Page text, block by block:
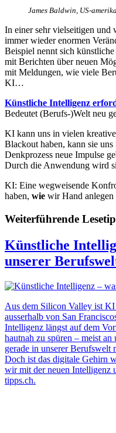
James Baldwin, US-
In einer sehr vielseitigen und
immer wieder enormen
Beispiel nennt sich
mit Berichten über neuen
mit Meldungen, wie viele
KI…
Künstliche Intelligenz
Bedeutet (Berufs-)Welt neu
KI kann uns in vielen
Blackout haben, kann sie
Denkprozess neue Impulse
Durch die Anwendung wird
KI: Eine wegweisende
haben, wie wir Hand anlegen
Weiterführende
Künstliche
unserer
Aus dem Silicon Valley ist
ausserhalb von San
Intelligenz längst auf dem
hautnah zu spüren – meist
gerade in unserer Berufswelt
Doch ist das digitale Gehirn
wir mit der neuen Intelligenz
tipps.ch.